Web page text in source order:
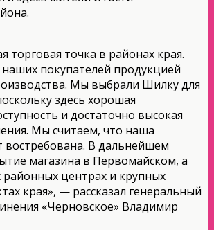
торговая точка в районах края.
покупателей продукцией
Мы выбрали Шилку для
здесь хорошая
и достаточно высокая
Мы считаем, что наша
востребована. В дальнейшем
магазина в Первомайском, а
районных центрах и крупных
края», — рассказал генеральный
«Черновское» Владимир